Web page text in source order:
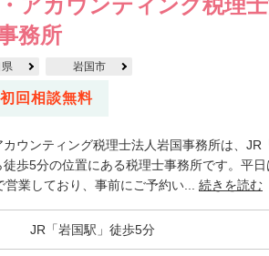
アカウンティング税理
務所
岩国市
初回相談無料
カウンティング税理士法人岩国事務所は、JR
徒歩5分の位置にある税理士事務所です。平日
営業しており、事前にご予約い... 続きを読む
JR「岩国駅」徒歩5分